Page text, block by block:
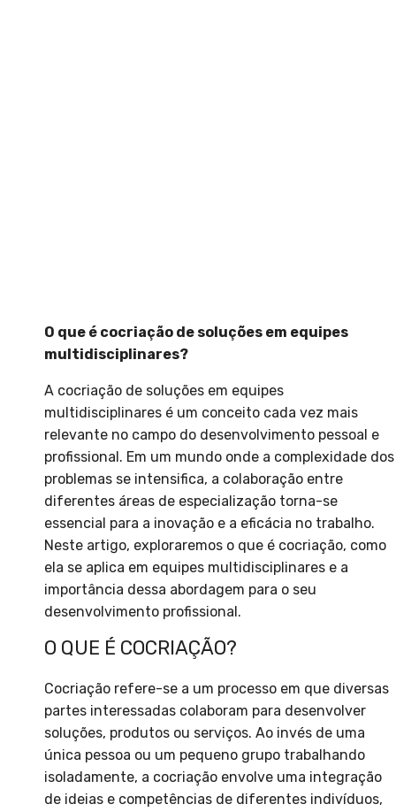
O que é cocriação de soluções em equipes
multidisciplinares?
A cocriação de soluções em equipes
multidisciplinares é um conceito cada vez mais
relevante no campo do desenvolvimento pessoal e
profissional. Em um mundo onde a complexidade dos
problemas se intensifica, a colaboração entre
diferentes áreas de especialização torna-se
essencial para a inovação e a eficácia no trabalho.
Neste artigo, exploraremos o que é cocriação, como
ela se aplica em equipes multidisciplinares e a
importância dessa abordagem para o seu
desenvolvimento profissional.
O QUE É COCRIAÇÃO?
Cocriação refere-se a um processo em que diversas
partes interessadas colaboram para desenvolver
soluções, produtos ou serviços. Ao invés de uma
única pessoa ou um pequeno grupo trabalhando
isoladamente, a cocriação envolve uma integração
de ideias e competências de diferentes indivíduos,